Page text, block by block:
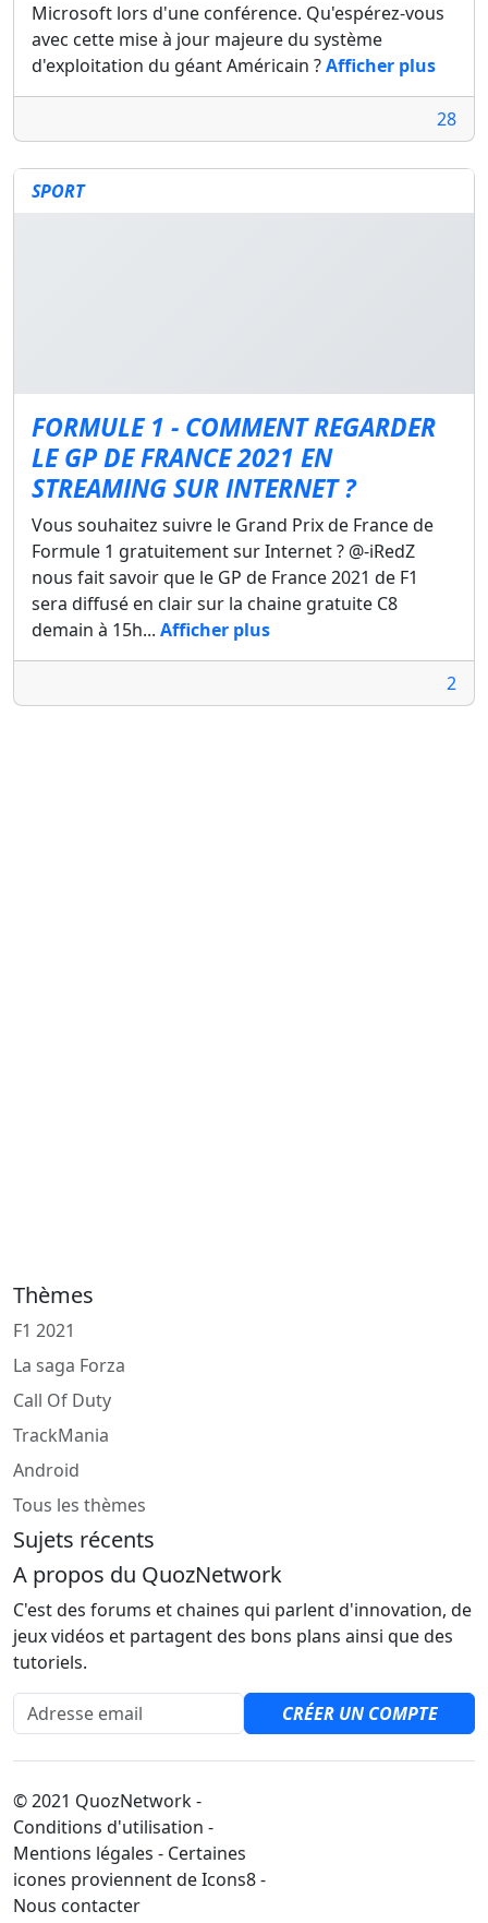
Microsoft lors d'une conférence. Qu'espérez-vous
avec cette mise à jour majeure du système
d'exploitation du géant Américain ?Afficher plus
28
SPORT
FORMULE 1 - COMMENT REGARDER
LE GP DE FRANCE 2021 EN
STREAMING SUR INTERNET ?
Vous souhaitez suivre le Grand Prix de France de
Formule 1 gratuitement sur Internet ? @-iRedZ
nous fait savoir que le GP de France 2021 de F1
sera diffusé en clair sur la chaine gratuite C8
demain à 15h... Afficher plus
2
Thèmes
F1 2021
La saga Forza
Call Of Duty
TrackMania
Android
Tous les thèmes
Sujets récents
A propos du QuozNetwork
C'est des forums et chaines qui parlent d'innovation, de
jeux vidéos et partagent des bons plans ainsi que des
tutoriels.
Adresse email
CRÉER UN COMPTE
© 2021 QuozNetwork -
Conditions d'utilisation -
Mentions légales - Certaines
icones proviennent de Icons8 -
Nous contacter